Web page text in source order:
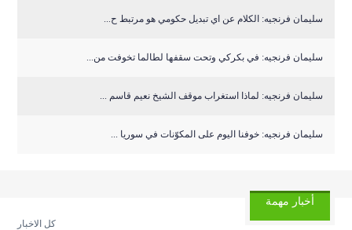
سليمان فرنجيه: الكلام عن اي تبديل حكومي هو مرتبط ح...
سليمان فرنجيه: في بكركي وتحت سقفها لطالما تخوفت من...
سليمان فرنجيه: لماذا استغراب موقف الشيخ نعيم قاسم ...
سليمان فرنجيه: خوفنا اليوم على المكوّنات في سوريا ...
أخبار مهمة
كل الاخبار